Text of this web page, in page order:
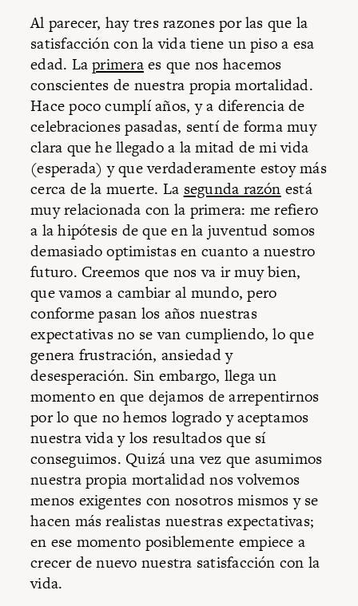
Al parecer, hay tres razones por las que la
satisfacción con la vida tiene un piso a esa
edad. Laprimeraes que nos hacemos
conscientes de nuestra propia mortalidad.
Hace poco cumplí años, y a diferencia de
celebraciones pasadas, sentí de forma muy
clara que he llegado a la mitad de mi vida
(esperada) y que verdaderamente estoy más
cerca de la muerte. La segunda razón está
muy relacionada con la primera: me refiero
a la hipótesis de que en la juventud somos
demasiado optimistas en cuanto a nuestro
futuro. Creemos que nos va ir muy bien,
que vamos a cambiar al mundo, pero
conforme pasan los años nuestras
expectativas no se van cumpliendo, lo que
genera frustración, ansiedad y
desesperación. Sin embargo, llega un
momento en que dejamos de arrepentirnos
por lo que no hemos logrado y aceptamos
nuestra vida y los resultados que sí
conseguimos. Quizá una vez que asumimos
nuestra propia mortalidad nos volvemos
menos exigentes con nosotros mismos y se
hacen más realistas nuestras expectativas;
en ese momento posiblemente empiece a
crecer de nuevo nuestra satisfacción con la
vida.